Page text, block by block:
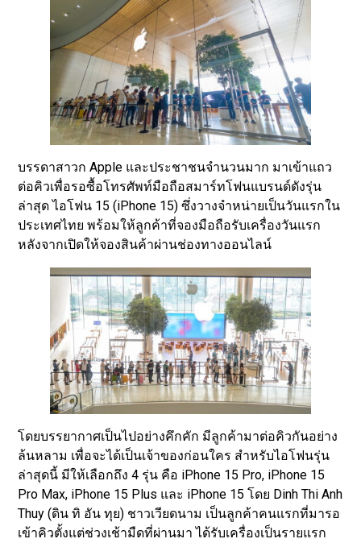
บรรดาสาวก Apple และประชาชนจำนวนมาก มาเข้าแถว
ต่อคิวเพื่อรอซื้อโทรศัพท์มือถือสมาร์ทโฟนแบรนด์ดังรุ่น
ล่าสุด ไอโฟน 15 (iPhone 15) ซึ่งวางจำหน่ายเป็นวันแรกใน
ประเทศไทย พร้อมให้ลูกค้าที่จองมือถือรับเครื่องวันแรก
หลังจากเปิดให้จองสินค้าผ่านช่องทางออนไลน์
โดยบรรยากาศเป็นไปอย่างคึกคัก มีลูกค้ามาต่อคิวกันอย่าง
ล้นหลาม เพื่อจะได้เป็นเจ้าของก่อนใคร สำหรับไอโฟนรุ่น
ล่าสุดนี้ มีให้เลือกถึง 4 รุ่น คือ iPhone 15 Pro, iPhone 15
Pro Max, iPhone 15 Plus และ iPhone 15 โดย Dinh Thi Anh
Thuy (ดิน ทิ อัน ทุย) ชาวเวียดนาม เป็นลูกค้าคนแรกที่มารอ
เข้าคิวตั้งแต่ช่วงเช้ามืดที่ผ่านมา ได้รับเครื่องเป็นรายแรก